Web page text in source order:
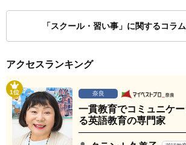
「スクール・習い事」に関するコラ
アクセスランキング
1位 奈良
一貫教育でコミュニケ
る英語教育の専門家